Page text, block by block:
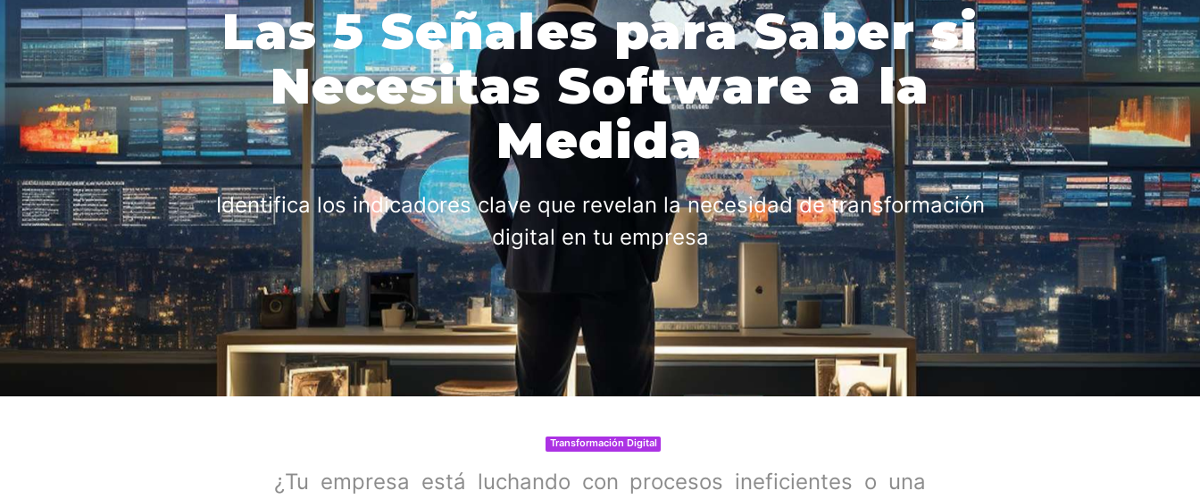
Las 5 Señales para Saber si
Necesitas Software a la
Medida
Identifica los indicadores clave que revelan la necesidad de transformación
digital en tu empresa
Transformación Digital
¿Tu empresa está luchando con procesos ineficientes o una